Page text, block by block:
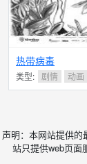
热带病毒
类型: 剧情 动画
声明：本网站提供
站只提供web页面